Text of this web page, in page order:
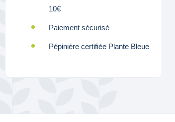
10€
Paiement sécurisé
Pépinière certifiée Plante Bleue